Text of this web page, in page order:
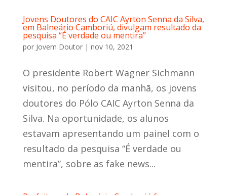
Jovens Doutores do CAIC Ayrton Senna da Silva,
em Balneário Camboriú, divulgam resultado da
pesquisa “É verdade ou mentira”
por Jovem Doutor| nov 10, 2021
O presidente Robert Wagner Sichmann
visitou, no período da manhã, os jovens
doutores do Pólo CAIC Ayrton Senna da
Silva. Na oportunidade, os alunos
estavam apresentando um painel com o
resultado da pesquisa “É verdade ou
mentira”, sobre as fake news...